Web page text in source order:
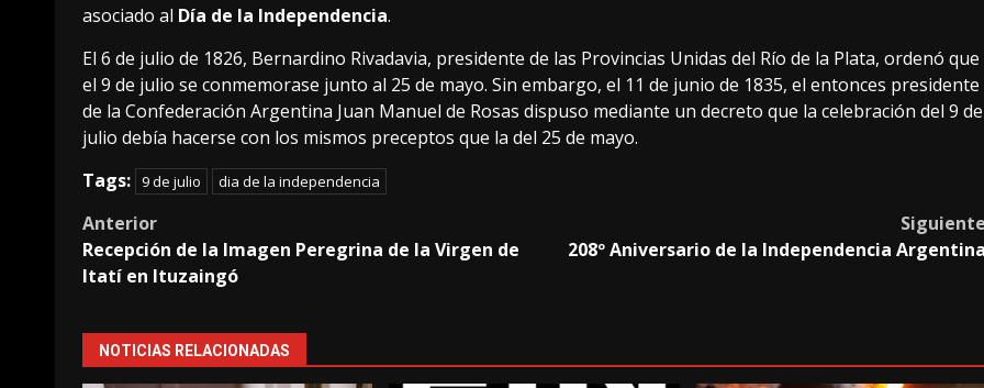
asociado al Día de la Independencia.
El 6 de julio de 1826, Bernardino Rivadavia, presidente de las Provincias Unidas del Río de la Plata, ordenó que
el 9 de julio se conmemorase junto al 25 de mayo. Sin embargo, el 11 de junio de 1835, el entonces presidente
de la Confederación Argentina Juan Manuel de Rosas dispuso mediante un decreto que la celebración del 9 de
julio debía hacerse con los mismos preceptos que la del 25 de mayo.
Tags: 9 de julio dia de la independencia
Post
navigation
Anterior
Recepción de la Imagen Peregrina de la Virgen de
Itatí en Ituzaingó
208º Aniversario de la Independencia
NOTICIAS RELACIONADAS